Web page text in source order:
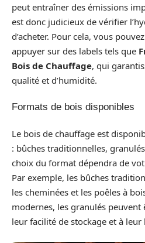
peut entraîner des émissions
est donc judicieux de vérifier
d’acheter. Pour cela, vous
appuyer sur des labels tels que
Bois de Chauffage, qui
qualité et d’humidité.
Formats de bois disponibles
Le bois de chauffage est
: bûches traditionnelles,
choix du format dépendra de
Par exemple, les bûches
les cheminées et les poêles à
modernes, les granulés peuvent
leur facilité de stockage et à leur